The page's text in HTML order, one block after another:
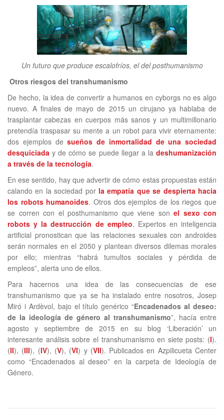
Un futuro que produce escalofríos, el del posthumanismo
Otros riesgos del transhumanismo
De hecho, la idea de convertir a humanos en cyborgs no es algo
nuevo. A finales de mayo de 2015 un cirujano ya hablaba de
trasplantar cabezas en cuerpos más sanos y un multimillonario
pretendía traspasar su mente a un robot para vivir eternamente:
dos ejemplos desueños de inmortalidad de una sociedad
desquiciada y de cómo se puede llegar a la deshumanización
a través de la tecnología.
En ese sentido, hay que advertir de cómo estas propuestas están
calando en la sociedad por la empatía que se despierta hacia
los robots humanoides. Otros dos ejemplos de los riegos que
se corren con el posthumanismo que viene son el sexo con
robots y la destrucción de empleo. Expertos en inteligencia
artificial pronostican que las relaciones sexuales con androides
serán normales en el 2050 y plantean diversos dilemas morales
por ello; mientras “habrá tumultos sociales y pérdida de
empleos”, alerta uno de ellos.
Para hacernos una idea de las consecuencias de ese
transhumanismo que ya se ha instalado entre nosotros, Josep
Miró i Ardèvol, bajo el título genérico “Encadenados al deseo:
de la ideología de género al transhumanismo”, hacía entre
agosto y septiembre de 2015 en su blog ‘Liberación’ un
interesante análisis sobre el transhumanismo en siete posts: (I).
(II), (III), (IV), (V), (VI) y (VII). Publicados en Azpilicueta Center
como “Encadenados al deseo” en la carpeta de Ideología de
Género.